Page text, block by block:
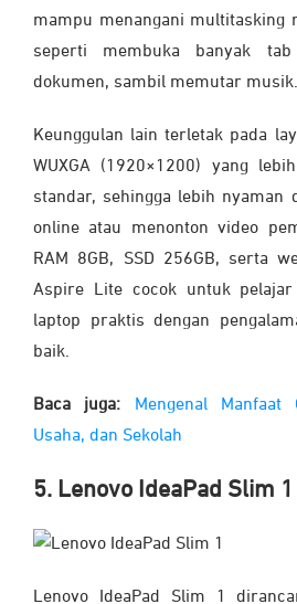
mampu menangani multitasking
seperti membuka banyak
dokumen, sambil memutar musik.
Keunggulan lain terletak pada
WUXGA (1920×1200) yang
standar, sehingga lebih nyaman
online atau menonton video
RAM 8GB, SSD 256GB, serta
Aspire Lite cocok untuk pelajar
laptop praktis dengan
baik.
Baca juga:
Mengenal Manfaat
Usaha, dan Sekolah
5. Lenovo IdeaPad Slim 1
Lenovo IdeaPad Slim 1